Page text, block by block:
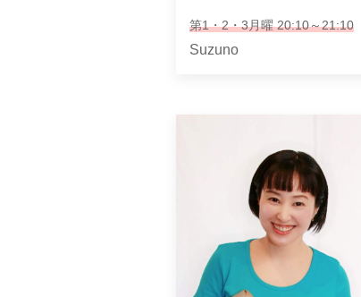
第1・2・3月曜 20:10～21:10
Suzuno